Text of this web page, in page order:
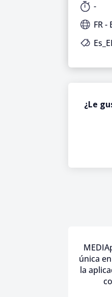
-
FR -
¿Le
única
la